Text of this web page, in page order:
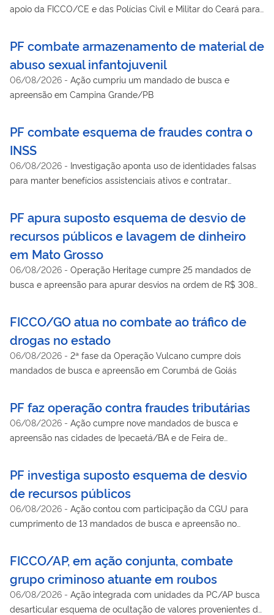
apoio da FICCO/CE e das Polícias Civil e Militar do Ceará para
PF combate armazenamento de material de
abuso sexual infantojuvenil
06/08/2026 - Ação cumpriu um mandado de busca e
apreensão em Campina Grande/PB
PF combate esquema de fraudes contra o
INSS
06/08/2026 - Investigação aponta uso de identidades falsas
para manter benefícios assistenciais ativos e contratar
PF apura suposto esquema de desvio de
recursos públicos e lavagem de dinheiro
em Mato Grosso
06/08/2026 - Operação Heritage cumpre 25 mandados de
busca e apreensão para apurar desvios na ordem de R$ 308
FICCO/GO atua no combate ao tráfico de
drogas no estado
06/08/2026 - 2ª fase da Operação Vulcano cumpre dois
mandados de busca e apreensão em Corumbá de Goiás
PF faz operação contra fraudes tributárias
06/08/2026 - Ação cumpre nove mandados de busca e
apreensão nas cidades de Ipecaetá/BA e de Feira de
PF investiga suposto esquema de desvio
de recursos públicos
06/08/2026 - Ação contou com participação da CGU para
cumprimento de 13 mandados de busca e apreensão no
Federal de Lavras
FICCO/AP, em ação conjunta, combate
grupo criminoso atuante em roubos
06/08/2026 - Ação integrada com unidades da PC/AP busca
desarticular esquema de ocultação de valores provenientes de